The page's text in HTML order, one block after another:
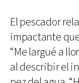
El pescador
impactante
“Me largué a
al describir el